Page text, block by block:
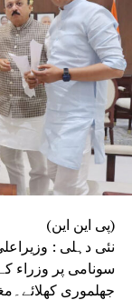
(پی این این)
نئی دہلی :
سونامی پر وزراء
جھلموری